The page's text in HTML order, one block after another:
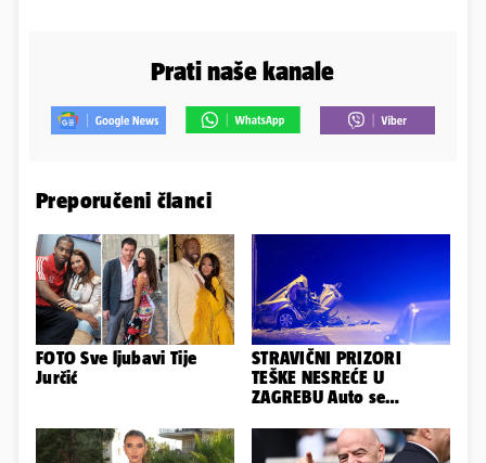
Prati naše kanale
Preporučeni članci
FOTO Sve ljubavi Tije
Jurčić
STRAVIČNI PRIZORI
TEŠKE NESREĆE U
ZAGREBU Auto se
poginuo